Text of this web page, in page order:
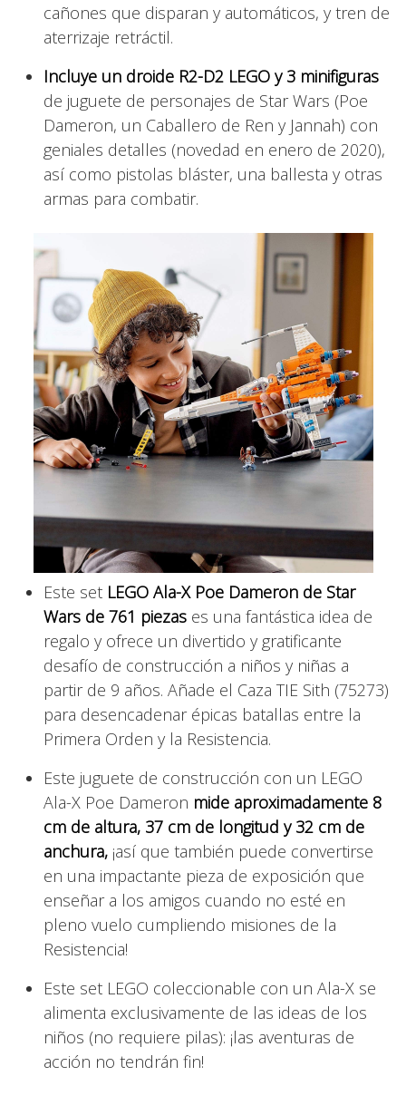
cañones que disparan y automáticos, y tren de
aterrizaje retráctil.
Incluye un droide R2-D2 LEGO y 3 minifiguras
de juguete de personajes de Star Wars (Poe
Dameron, un Caballero de Ren y Jannah) con
geniales detalles (novedad en enero de 2020),
así como pistolas bláster, una ballesta y otras
armas para combatir.
Este set LEGO Ala-X Poe Dameron de Star
Wars de 761 piezas es una fantástica idea de
regalo y ofrece un divertido y gratificante
desafío de construcción a niños y niñas a
partir de 9 años. Añade el Caza TIE Sith (75273)
para desencadenar épicas batallas entre la
Primera Orden y la Resistencia.
Este juguete de construcción con un LEGO
Ala-X Poe Dameron mide aproximadamente 8
cm de altura, 37 cm de longitud y 32 cm de
anchura, ¡así que también puede convertirse
en una impactante pieza de exposición que
enseñar a los amigos cuando no esté en
pleno vuelo cumpliendo misiones de la
Resistencia!
Este set LEGO coleccionable con un Ala-X se
alimenta exclusivamente de las ideas de los
niños (no requiere pilas): ¡las aventuras de
acción no tendrán fin!